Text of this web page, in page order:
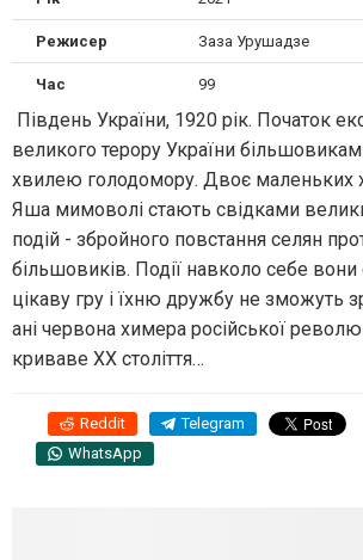
Режисер Заза Урушадзе
Час 99
Південь України, 1920 рік. Початок
великого терору України
хвилею голодомору. Двоє маленьких
Яша мимоволі стають свідками
подій - збройного повстання селян
більшовиків. Події навколо себе
цікаву гру і їхню дружбу не зможуть
ані червона химера російської
криваве ХХ століття…
Reddit Telegram
WhatsApp